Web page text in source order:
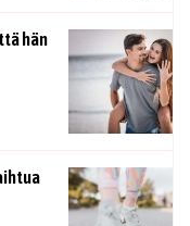
hän